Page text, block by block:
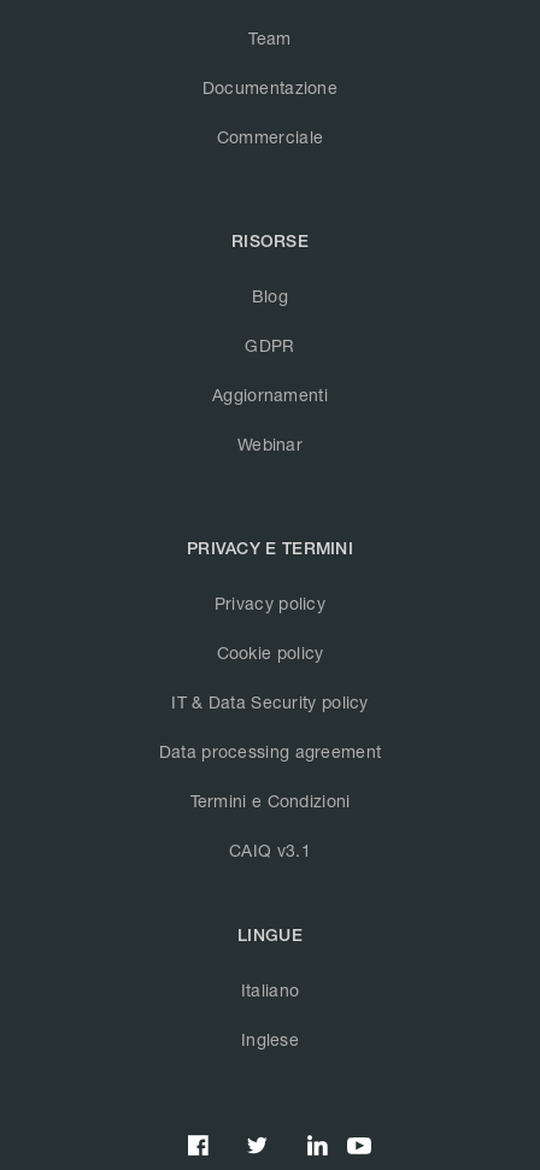
Team
Documentazione
Commerciale
RISORSE
Blog
GDPR
Aggiornamenti
Webinar
PRIVACY E TERMINI
Privacy policy
Cookie policy
IT & Data Security policy
Data processing agreement
Termini e Condizioni
CAIQ v3.1
LINGUE
Italiano
Inglese
  